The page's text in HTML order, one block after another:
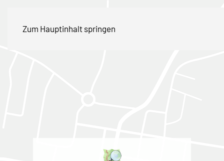
Zum Hauptinhalt springen